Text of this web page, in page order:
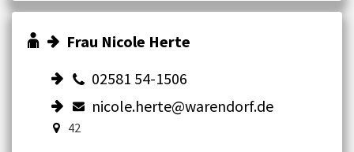
Frau Nicole Herte
02581 54-1506
nicole.herte@warendorf.de
42